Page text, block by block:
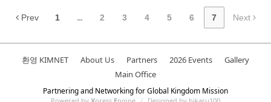
Prev 1 ... 2 3 4 5 6 7 Next
환영 KIMNET About Us Partners 2026 Events
Gallery
Main Office
Partnering and Networking for Global Kingdom Mission